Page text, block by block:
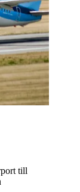
till